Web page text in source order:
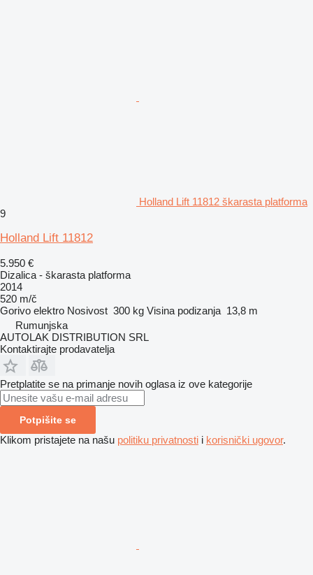
Holland Lift 11812 škarasta platforma
9
Holland Lift 11812
5.950 €
Dizalica - škarasta platforma
2014
520 m/č
Gorivo elektro Nosivost 300 kg Visina podizanja 13,8 m
Rumunjska
AUTOLAK DISTRIBUTION SRL
Kontaktirajte prodavatelja
Pretplatite se na primanje novih oglasa iz ove kategorije
Potpišite se
Klikom pristajete na našu politiku privatnosti i korisnički ugovor.